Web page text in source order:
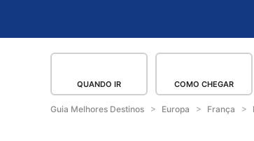
QUANDO IR COMO CHEGAR
Guia Melhores Destinos Europa França